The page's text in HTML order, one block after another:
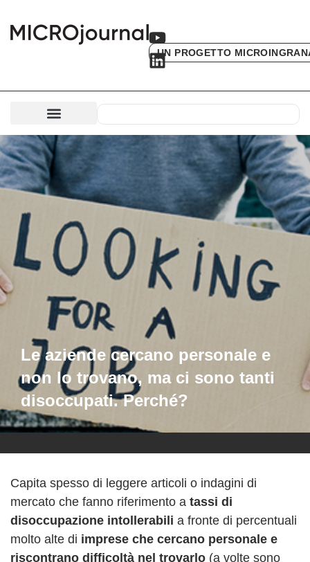
UN PROGETTO
Le aziende cercano personale e
non lo trovano, ma ci sono tanti
disoccupati. Perché?
Capita spesso di leggere articoli o indagini di
mercato che fanno riferimento a tassi di
disoccupazione intollerabili a fronte di percentuali
molto alte di imprese che cercano personale e
riscontrano difficoltà nel trovarlo (a volte sono